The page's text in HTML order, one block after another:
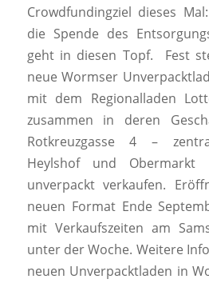
Crowdfundingziel dieses
die Spende des
geht in diesen Topf. Fest
neue Wormser
mit dem Regionalladen
zusammen in deren
Rotkreuzgasse 4 –
Heylshof und Obermarkt
unverpackt verkaufen.
neuen Format Ende
mit Verkaufszeiten am
unter der Woche. Weitere
neuen Unverpacktladen in